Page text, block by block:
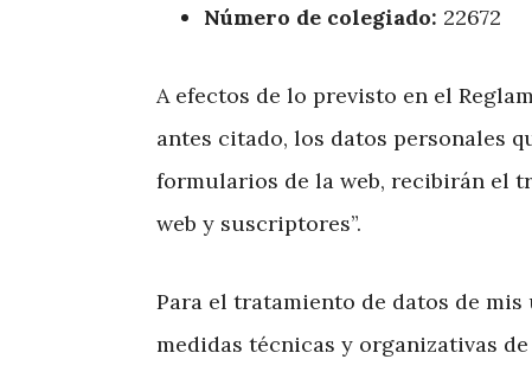
Número de colegiado: 22672
A efectos de lo previsto en el
antes citado, los datos personales
formularios de la web, recibirán el
web y suscriptores”.
Para el tratamiento de datos de
medidas técnicas y organizativas